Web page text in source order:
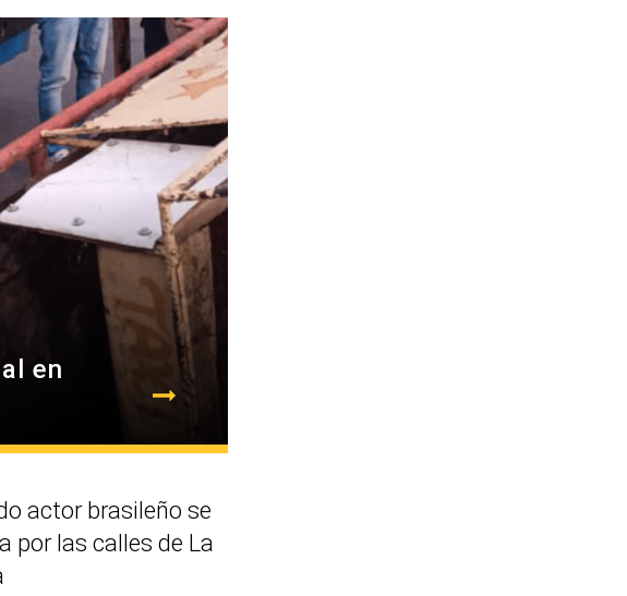
en
actor brasileño se
por las calles de La